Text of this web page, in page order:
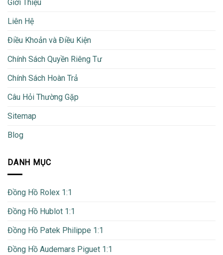
Giới Thiệu
Liên Hệ
Điều Khoản và Điều Kiện
Chính Sách Quyền Riêng Tư
Chính Sách Hoàn Trả
Câu Hỏi Thường Gặp
Sitemap
Blog
DANH MỤC
Đồng Hồ Rolex 1:1
Đồng Hồ Hublot 1:1
Đồng Hồ Patek Philippe 1:1
Đồng Hồ Audemars Piguet 1:1